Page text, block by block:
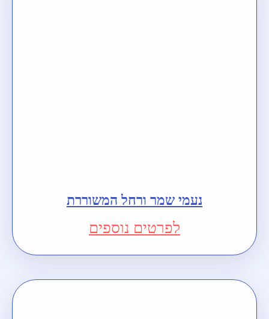
נעמי שמר ורחל המשוררת
לפרטים נוספים